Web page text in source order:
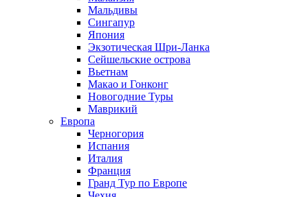
Мальдивы
Сингапур
Япония
Экзотическая Шри-Ланка
Сейшельские острова
Вьетнам
Макао и Гонконг
Новогодние Туры
Маврикий
Европа
Черногория
Испания
Италия
Франция
Гранд Тур по Европе